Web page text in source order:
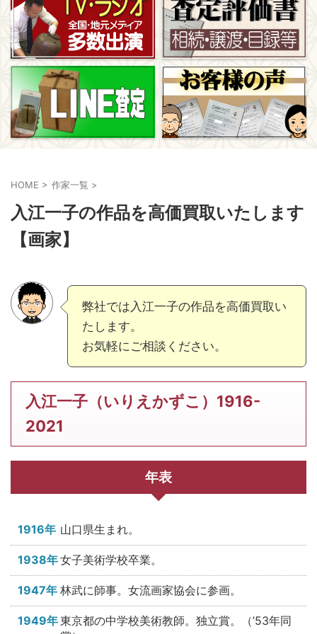
HOME > 作家一覧 >
入江一子の作品を高価買取いたします
【画家】
弊社では入江一子の作品を高価買取い
たします。
お気軽にご相談ください。
入江一子（いりえかずこ）1916-
2021
年表
1916年 山口県生まれ。
1938年女子美術学校卒業。
1947年 林武に師事。女流画家協会に参画。
1949年東京都の中学校美術教師。独立賞。（’53年同